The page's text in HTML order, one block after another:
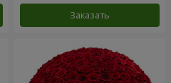
Заказать